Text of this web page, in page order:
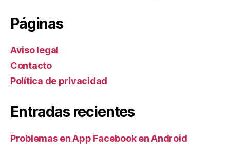
Páginas
Aviso legal
Contacto
Política de privacidad
Entradas recientes
Problemas en App Facebook en Android